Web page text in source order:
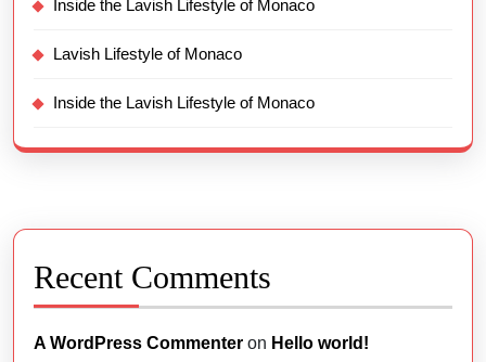
Inside the Lavish Lifestyle of Monaco
Lavish Lifestyle of Monaco
Inside the Lavish Lifestyle of Monaco
Recent Comments
A WordPress Commenter on Hello world!